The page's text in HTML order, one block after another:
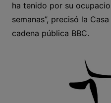
ha tenido por su
semanas”, precisó la
cadena pública BBC.